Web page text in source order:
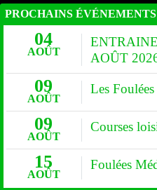
PROCHAINS ÉVÉNEMENTS
04
AOÛT
AOÛT
09
AOÛT
Les
09
AOÛT
Courses
15
AOÛT
Foulées